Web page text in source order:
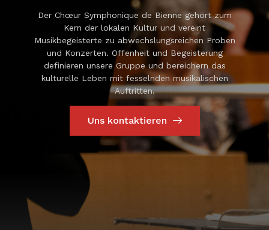
Der Chœur Symphonique de Bienne gehört zum
Kern der lokalen Kultur und vereint
Musikbegeisterte zu abwechslungsreichen Proben
und Konzerten. Offenheit und Begeisterung
definieren unsere Gruppe und bereichern das
kulturelle Leben mit fesselnden musikalischen
Auftritten.
Uns kontaktieren